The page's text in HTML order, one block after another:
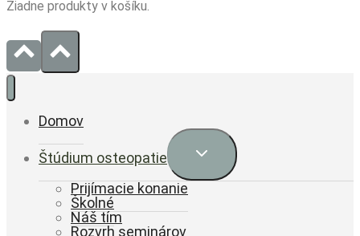
Žiadne produkty v košíku.
Domov
Štúdium osteopatie
Expand
Prijímacie konanie
Školné
Náš tím
Rozvrh seminárov